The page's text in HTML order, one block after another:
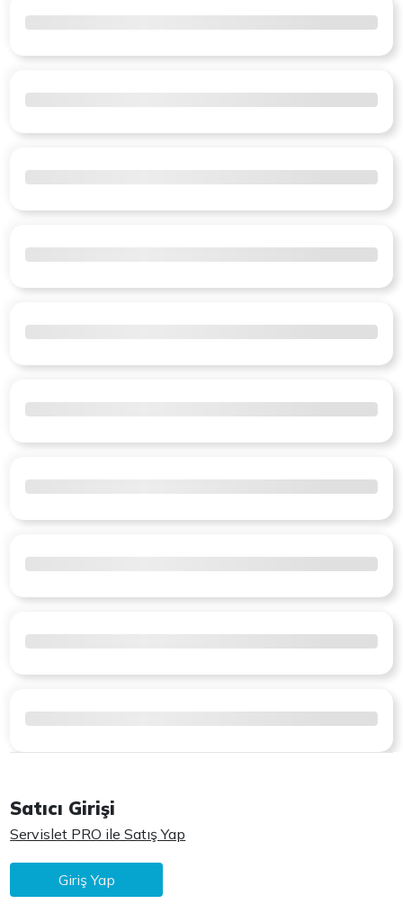
Satıcı Girişi
Servislet PRO ile Satış Yap
Giriş Yap